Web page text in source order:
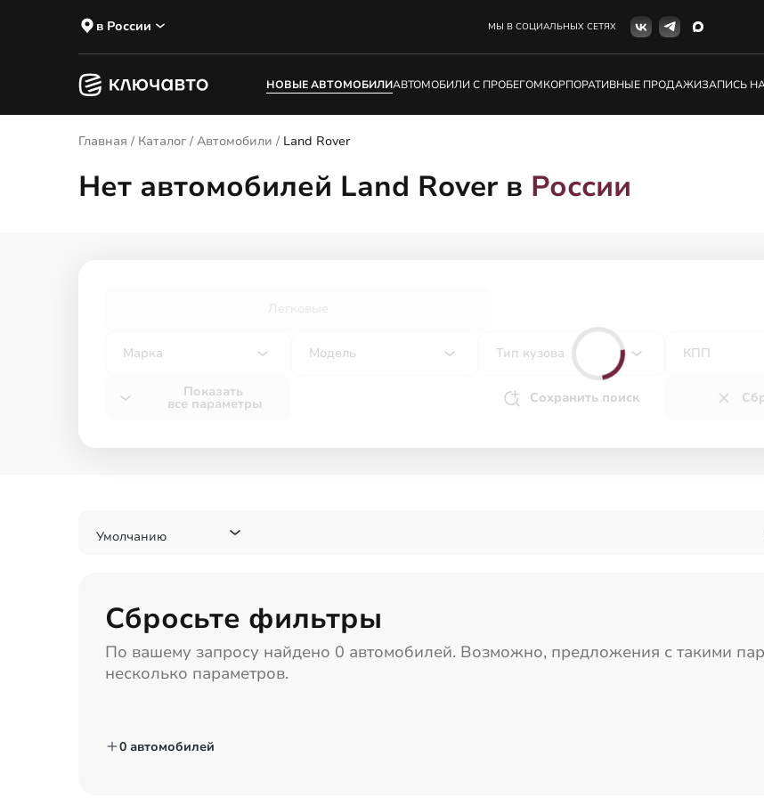
в России МЫ В СОЦИАЛЬНЫХ СЕТЯХ
НОВЫЕ АВТОМОБИЛИАВТОМОБИЛИ С ПРОБЕГОМКОРПОРАТИВНЫЕ ПРОДАЖИЗАПИСЬ
Главная / Каталог/ Автомобили / Land Rover
Нет автомобилей Land Rover в России
Легковые
Марка Модель Тип кузова КПП
Показать
все параметры Сохранить поиск
Умолчанию
Сбросьте фильтры
По вашему запросу найдено 0 автомобилей. Возможно, предложения с такими
несколько параметров.
0 автомобилей